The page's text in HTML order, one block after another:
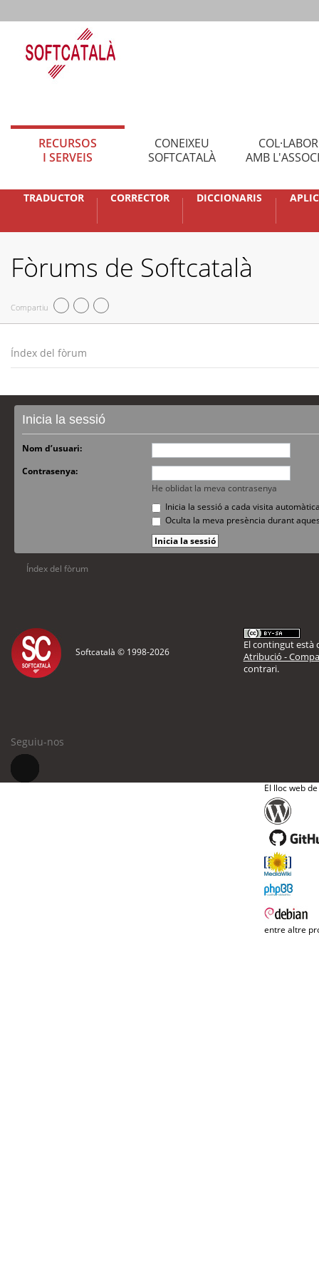
RECURSOS
I SERVEIS
CONEIXEU
SOFTCATALÀ
AMB
TRADUCTOR CORRECTOR DICCIONARIS
Fòrums de Softcatalà
Compartiu
Índex del fòrum
Inicia la sessió
Nom d’usuari:
Contrasenya:
He oblidat la meva contrasenya
Inicia la sessió a cada visita
Oculta la meva presència durant
Índex del fòrum
Softcatalà © 1998-2026
El contingut està
Atribució -
contrari.
Seguiu-nos
El lloc web
entre altre